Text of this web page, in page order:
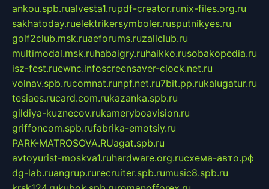
ankou.spb.rualvesta1.rupdf-creator.runix-files.org.ru
sakhatoday.ruelektrikersymboler.rusputnikyes.ru
golf2club.msk.ruaeforums.ruzallclub.ru
multimodal.msk.ruhabaigry.ruhaikko.rusobakopedia.ru
isz-fest.ruewnc.infoscreensaver-clock.net.ru
volnav.spb.rucomnat.runpf.net.ru7bit.pp.rukalugatur.ru
tesiaes.rucard.com.rukazanka.spb.ru
gildiya-kuznecov.rukameryboavision.ru
griffoncom.spb.rufabrika-emotsiy.ru
PARK-MATROSOVA.RUagat.spb.ru
avtoyurist-moskva1.ruhardware.org.ruсхема-авто.рф
dg-lab.ruangrup.rurecruiter.spb.rumusic8.spb.ru